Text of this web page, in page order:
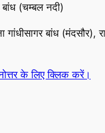
बांध (चम्बल नदी)
गांधीसागर बांध (मंदसौर),
के लिए क्लिक करें।